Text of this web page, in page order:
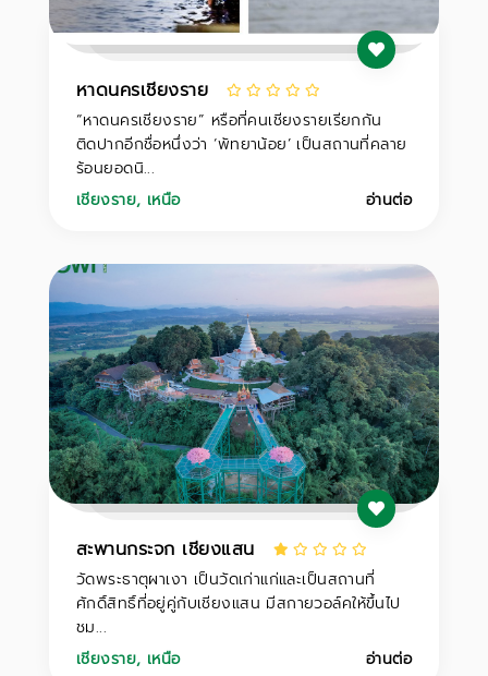
หาดนครเชียงราย
“หาดนครเชียงราย” หรือที่คนเชียงรายเรียกกัน
ติดปากอีกชื่อหนึ่งว่า ‘พัทยาน้อย’ เป็นสถานที่คลาย
ร้อนยอดนิ...
เชียงราย, เหนือ อ่านต่อ
สะพานกระจก เชียงแสน
วัดพระธาตุผาเงา เป็นวัดเก่าแก่และเป็นสถานที่
ศักดิ์สิทธิ์ที่อยู่คู่กับเชียงแสน มีสกายวอล์คให้ขึ้นไป
ชม...
เชียงราย, เหนือ อ่านต่อ